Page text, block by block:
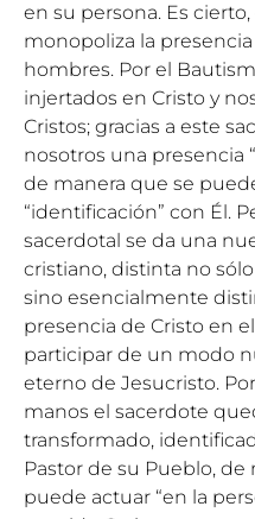
en su persona. Es
monopoliza la
hombres. Por el
injertados en Cristo y
Cristos; gracias a este
nosotros una presencia
de manera que se
“identificación” con Él.
sacerdotal se da una
cristiano, distinta no
sino esencialmente
presencia de Cristo en
participar de un modo
eterno de Jesucristo.
manos el sacerdote
transformado,
Pastor de su Pueblo,
puede actuar “en la